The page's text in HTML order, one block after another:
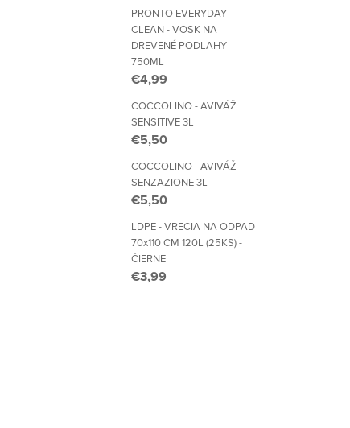
PRONTO EVERYDAY
CLEAN - VOSK NA
DREVENÉ PODLAHY
750ML
€4,99
COCCOLINO - AVIVÁŽ
SENSITIVE 3L
€5,50
COCCOLINO - AVIVÁŽ
SENZAZIONE 3L
€5,50
LDPE - VRECIA NA ODPAD
70x110 CM 120L (25KS) -
ČIERNE
€3,99